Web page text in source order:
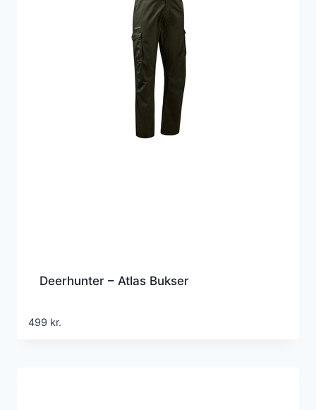
Deerhunter – Atlas Bukser
499 kr.